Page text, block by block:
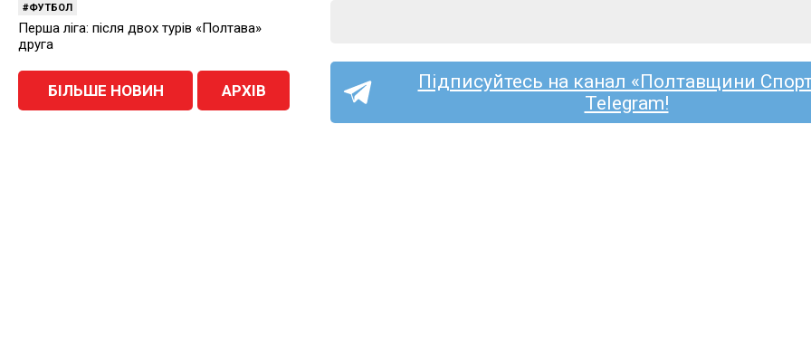
Підписуйтесь на канал «Полтавщини
Telegram!
ФУТБОЛ
Перша ліга: після двох турів «Полтава»
друга
БІЛЬШЕ НОВИН АРХІВ